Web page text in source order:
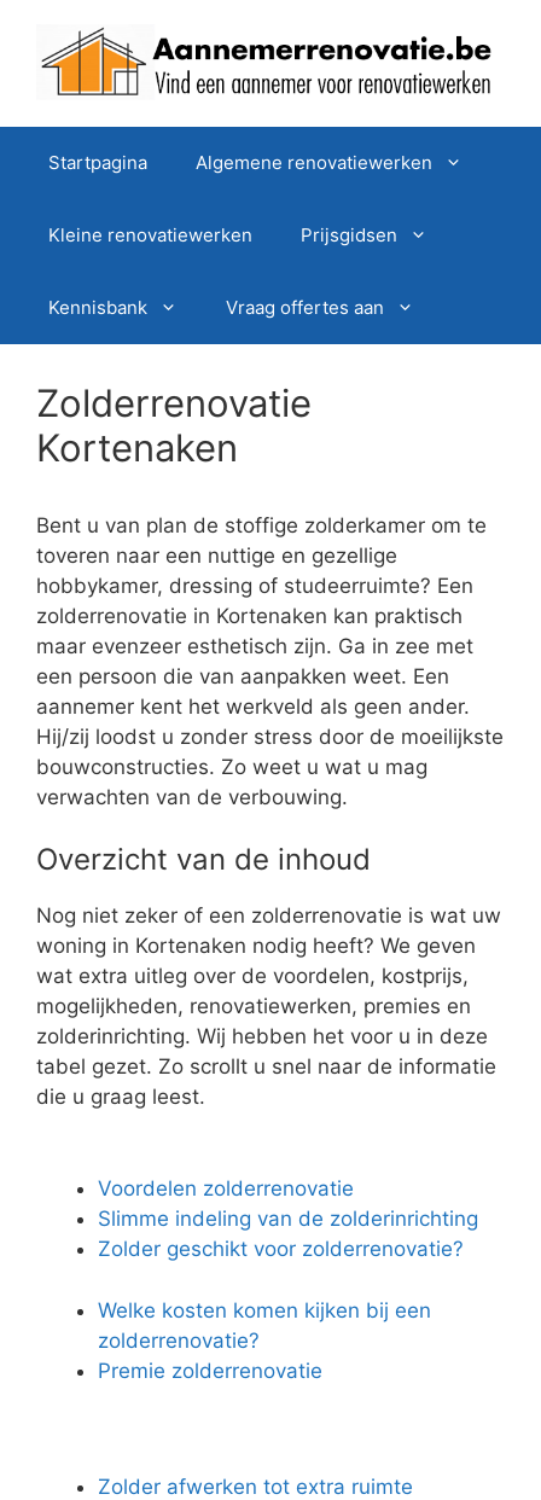
Startpagina Algemene renovatiewerken
Kleine renovatiewerken Prijsgidsen
Kennisbank Vraag offertes aan
Zolderrenovatie
Kortenaken
Bent u van plan de stoffige zolderkamer om te
toveren naar een nuttige en gezellige
hobbykamer, dressing of studeerruimte? Een
zolderrenovatie in Kortenaken kan praktisch
maar evenzeer esthetisch zijn. Ga in zee met
een persoon die van aanpakken weet. Een
aannemer kent het werkveld als geen ander.
Hij/zij loodst u zonder stress door de moeilijkste
bouwconstructies. Zo weet u wat u mag
verwachten van de verbouwing.
Overzicht van de inhoud
Nog niet zeker of een zolderrenovatie is wat uw
woning in Kortenaken nodig heeft? We geven
wat extra uitleg over de voordelen, kostprijs,
mogelijkheden, renovatiewerken, premies en
zolderinrichting. Wij hebben het voor u in deze
tabel gezet. Zo scrollt u snel naar de informatie
die u graag leest.
Voordelen zolderrenovatie
Slimme indeling van de zolderinrichting
Zolder geschikt voor zolderrenovatie?
Welke kosten komen kijken bij een
zolderrenovatie?
Premie zolderrenovatie
Zolder afwerken tot extra ruimte